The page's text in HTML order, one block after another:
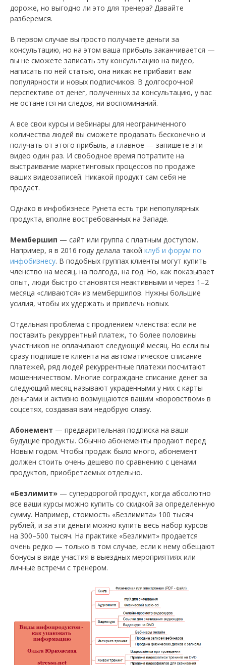
дороже, но выгодно ли это для тренера? Давайте
разберемся.
В первом случае вы просто получаете деньги за
консультацию, но на этом ваша прибыль заканчивается —
вы не сможете записать эту консультацию на видео,
написать по ней статью, она никак не прибавит вам
популярности и новых подписчиков. В долгосрочной
перспективе от денег, полученных за консультацию, у вас
не останется ни следов, ни воспоминаний.
А все свои курсы и вебинары для неограниченного
количества людей вы сможете продавать бесконечно и
получать от этого прибыль, а главное — запишете эти
видео один раз. И свободное время потратите на
выстраивание маркетинговых процессов по продаже
ваших видеозаписей. Никакой продукт сам себя не
продаст.
Однако в инфобизнесе Рунета есть три непопулярных
продукта, вполне востребованных на Западе.
Мембершип — сайт или группа с платным доступом.
Например, я в 2016 году делала такой клуб и форум по
инфобизнесу. В подобных группах клиенты могут купить
членство на месяц, на полгода, на год. Но, как показывает
опыт, люди быстро становятся неактивными и через 1–2
месяца «сливаются» из мембершипов. Нужны большие
усилия, чтобы их удержать и привлечь новых.
Отдельная проблема с продлением членства: если не
поставить рекуррентный платеж, то более половины
участников не оплачивают следующий месяц. Но если вы
сразу подпишете клиента на автоматическое списание
платежей, ряд людей рекуррентные платежи посчитают
мошенничеством. Многие сограждане списание денег за
следующий месяц называют украденными у них с карты
деньгами и активно возмущаются вашим «воровством» в
соцсетях, создавая вам недобрую славу.
Абонемент — предварительная подписка на ваши
будущие продукты. Обычно абонементы продают перед
Новым годом. Чтобы продаж было много, абонемент
должен стоить очень дешево по сравнению с ценами
продуктов, приобретаемых отдельно.
«Безлимит» — супердорогой продукт, когда абсолютно
все ваши курсы можно купить со скидкой за определенную
сумму. Например, стоимость «Безлимита» 100 тысяч
рублей, и за эти деньги можно купить весь набор курсов
на 300–500 тысяч. На практике «Безлимит» продается
очень редко — только в том случае, если к нему обещают
бонусы в виде участия в выездных мероприятиях или
личные встречи с тренером.